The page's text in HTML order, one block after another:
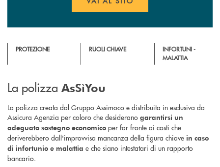
PROTEZIONE RUOLI CHIAVE
INFORTUNI -
MALATTIA
La polizza AsSìYou
La polizza creata dal Gruppo Assimoco e distribuita in esclusiva da
Assicura Agenzia per coloro che desiderano garantirsi un
adeguato sostegno economico per far fronte ai costi che
deriverebbero dall'improvvisa mancanza della figura chiave in caso
di infortunio e malattia e che siano intestatari di un rapporto
bancario.